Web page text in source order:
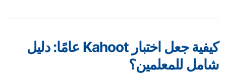
كيفية جعل اختبار Kahoot عامًا: دليل
للمعلمين؟